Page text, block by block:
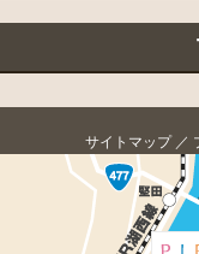
サイトマップ／